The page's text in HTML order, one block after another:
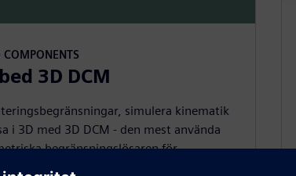
COMPONENTS
3D DCM
simulera kinematik
i 3D med 3D DCM - den mest använda
begränsningslösaren för
CAE-applikationer.